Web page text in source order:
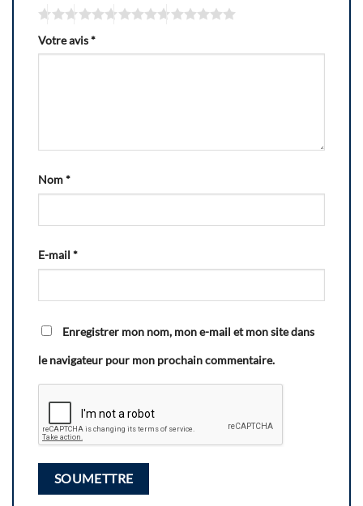
Votre avis*
Nom*
E-mail *
Enregistrer mon nom, mon e-mail et mon site dans
le navigateur pour mon prochain commentaire.